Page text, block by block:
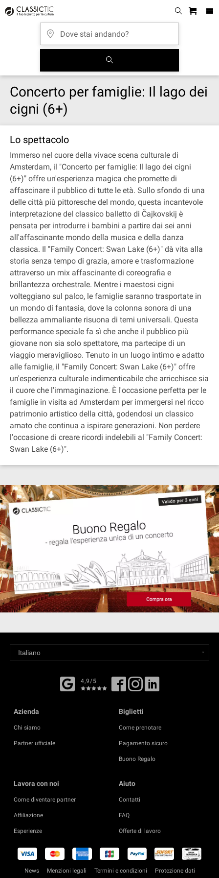
Concerto per famiglie: Il lago dei
cigni (6+)
Lo spettacolo
Immerso nel cuore della vivace scena culturale di
Amsterdam, il "Concerto per famiglie: Il lago dei cigni
(6+)" offre un'esperienza magica che promette di
affascinare il pubblico di tutte le età. Sullo sfondo di una
delle città più pittoresche del mondo, questa incantevole
interpretazione del classico balletto di Čajkovskij è
pensata per introdurre i bambini a partire dai sei anni
all'affascinante mondo della musica e della danza
classica. Il "Family Concert: Swan Lake (6+)" dà vita alla
storia senza tempo di grazia, amore e trasformazione
attraverso un mix affascinante di coreografia e
brillantezza orchestrale. Mentre i maestosi cigni
volteggiano sul palco, le famiglie saranno trasportate in
un mondo di fantasia, dove la colonna sonora di una
bellezza ammaliante risuona di temi universali. Questa
performance speciale fa sì che anche il pubblico più
giovane non sia solo spettatore, ma partecipe di un
viaggio meraviglioso. Tenuto in un luogo intimo e adatto
alle famiglie, il "Family Concert: Swan Lake (6+)" offre
un'esperienza culturale indimenticabile che arricchisce sia
il cuore che l'immaginazione. È l'occasione perfetta per le
famiglie in visita ad Amsterdam per immergersi nel ricco
patrimonio artistico della città, godendosi un classico
amato che continua a ispirare generazioni. Non perdere
l'occasione di creare ricordi indelebili al "Family Concert:
Swan Lake (6+)".
4,9/5
Azienda
Chi siamo
Partner ufficiale
Biglietti
Come prenotare
Pagamento sicuro
Buono Regalo
Lavora con noi
Come diventare partner
Affiliazione
Esperienze
Aiuto
Contatti
FAQ
Offerte di lavoro
News Menzioni legali Termini e condizioni Protezione dati